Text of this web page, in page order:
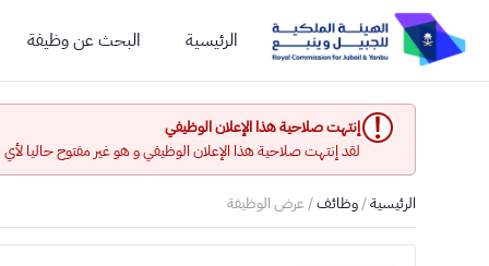
الرئيسية البحث عن وظيفة
إنتهت صلاحية هذا الإعلان الوظيفي
لقد إنتهت صلاحية هذا الإعلان الوظيفي و هو غير مفتوح حاليا
الرئيسية/وظائف/ عرض الوظيفة